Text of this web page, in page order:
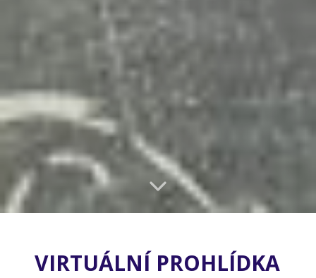
VIRTUÁLNÍ PROHLÍDKA